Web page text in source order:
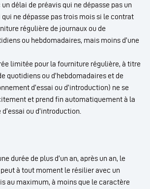
délai de préavis qui ne dépasse pas un
ne dépasse pas trois mois si le contrat
régulière de journaux ou de
ou hebdomadaires, mais moins d’une
limitée pour la fourniture régulière, à titre
quotidiens ou d’hebdomadaires et de
d’essai ou d’introduction) ne se
et prend fin automatiquement à la
ou d’introduction.
durée de plus d’un an, après un an, le
à tout moment le résilier avec un
au maximum, à moins que le caractère